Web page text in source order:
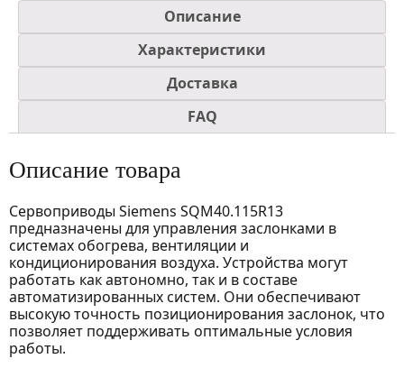
Описание
Характеристики
Доставка
FAQ
Описание товара
Сервоприводы Siemens SQM40.115R13
предназначены для управления заслонками в
системах обогрева, вентиляции и
кондиционирования воздуха. Устройства могут
работать как автономно, так и в составе
автоматизированных систем. Они обеспечивают
высокую точность позиционирования заслонок, что
позволяет поддерживать оптимальные условия
работы.